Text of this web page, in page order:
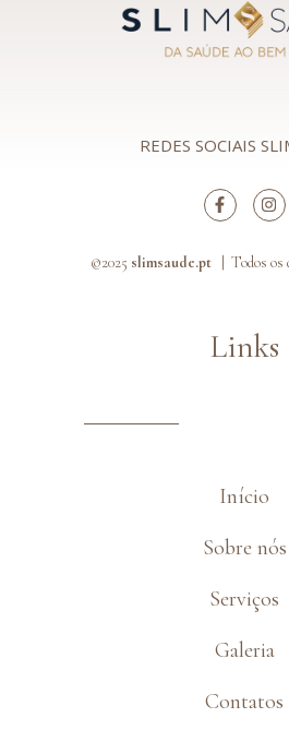
REDES SOCIAIS
©2025 slimsaude.pt | Todos os
Links
Início
Sobre nós
Serviços
Galeria
Contatos